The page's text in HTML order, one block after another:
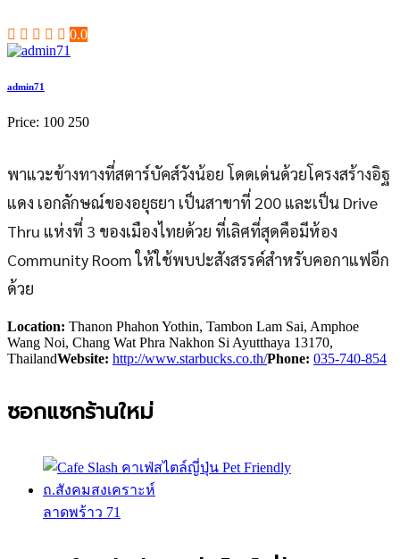
0.0
admin71
Price: 100 250
พาแวะข้างทางที่สตาร์บัคส์วังน้อย โดดเด่นด้วยโครงสร้างอิฐ
แดง เอกลักษณ์ของอยุธยา เป็นสาขาที่ 200 และเป็น Drive
Thru แห่งที่ 3 ของเมืองไทยด้วย ที่เลิศที่สุดคือมีห้อง
Community Room ให้ใช้พบปะสังสรรค์สำหรับคอกาแฟอีก
ด้วย
Location: Thanon Phahon Yothin, Tambon Lam Sai, Amphoe
Wang Noi, Chang Wat Phra Nakhon Si Ayutthaya 13170,
ThailandWebsite: http://www.starbucks.co.th/Phone: 035-740-854
ซอกแซกร้านใหม่
ลาดพร้าว 71